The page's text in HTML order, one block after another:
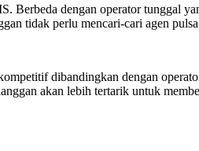
Berbeda dengan operator tunggal
tidak perlu mencari-cari agen
dibandingkan dengan
akan lebih tertarik untuk